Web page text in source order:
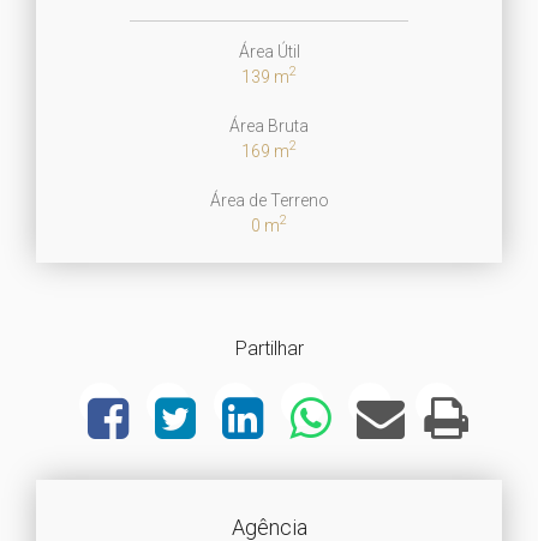
Área Útil
139 m2
Área Bruta
169 m2
Área de Terreno
0 m2
Partilhar
Agência